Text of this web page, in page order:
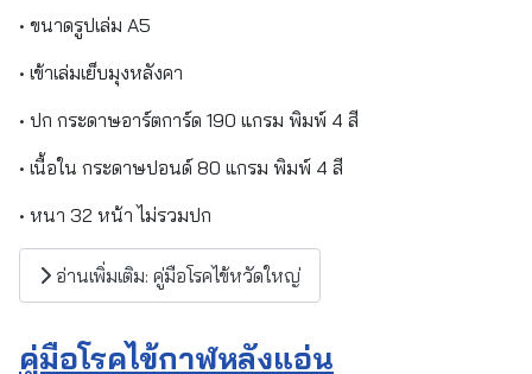
• ขนาดรูปเล่ม A5
• เข้าเล่มเย็บมุงหลังคา
• ปก กระดาษอาร์ตการ์ด 190 แกรม พิมพ์ 4 สี
• เนื้อใน กระดาษปอนด์ 80 แกรม พิมพ์ 4 สี
• หนา 32 หน้า ไม่รวมปก
อ่านเพิ่มเติม: คู่มือโรคไข้หวัดใหญ่
คู่มือโรคไข้กาฬหลังแอ่น